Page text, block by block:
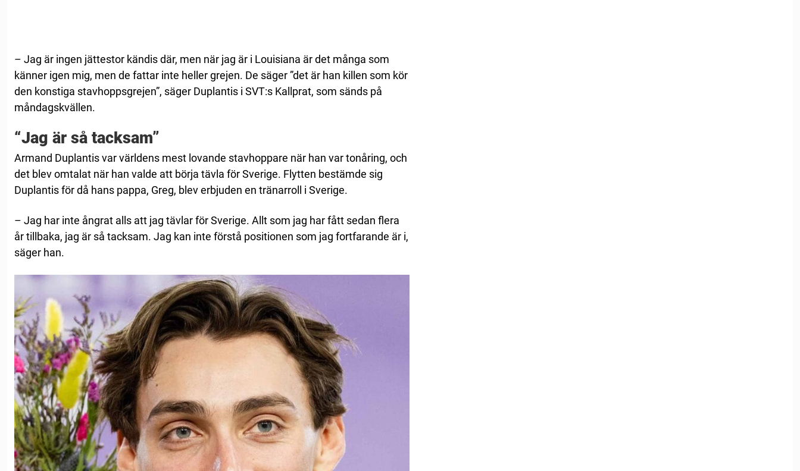
– Jag är ingen jättestor kändis där, men när jag är i Louisiana är det många som
känner igen mig, men de fattar inte heller grejen. De säger ”det är han killen som kör
den konstiga stavhoppsgrejen”, säger Duplantis i SVT:s Kallprat, som sänds på
måndagskvällen.
“Jag är så tacksam”
Armand Duplantis var världens mest lovande stavhoppare när han var tonåring, och
det blev omtalat när han valde att börja tävla för Sverige. Flytten bestämde sig
Duplantis för då hans pappa, Greg, blev erbjuden en tränarroll i Sverige.
– Jag har inte ångrat alls att jag tävlar för Sverige. Allt som jag har fått sedan flera
år tillbaka, jag är så tacksam. Jag kan inte förstå positionen som jag fortfarande är i,
säger han.